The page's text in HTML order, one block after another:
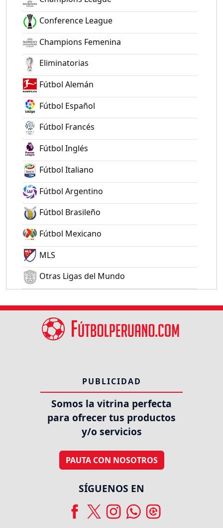
Conference League
Champions Femenina
Eliminatorias
Fútbol Alemán
Fútbol Español
Fútbol Francés
Fútbol Inglés
Fútbol Italiano
Fútbol Argentino
Fútbol Brasileño
Fútbol Mexicano
MLS
Otras Ligas del Mundo
PUBLICIDAD
Somos la vitrina perfecta
para ofrecer tus productos
y/o servicios
PAUTA CON NOSOTROS
SÍGUENOS EN